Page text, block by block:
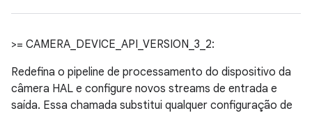
>= CAMERA_DEVICE_API_VERSION_3_2:
Redefina o pipeline de processamento do dispositivo da
câmera HAL e configure novos streams de entrada e
saída. Essa chamada substitui qualquer configuração de